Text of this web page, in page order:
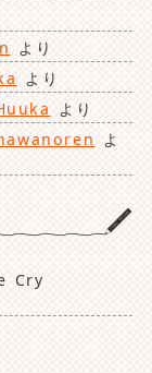
より
より
より
よ
Cry